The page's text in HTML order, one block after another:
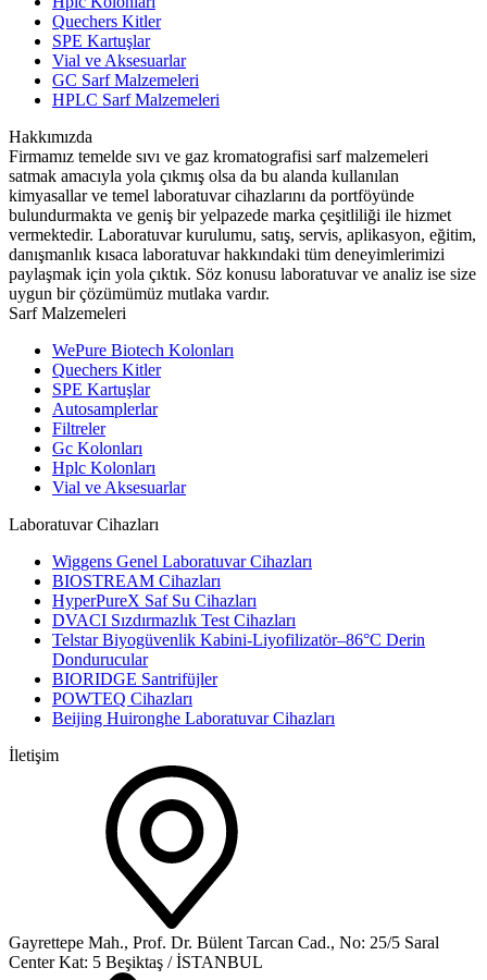
Quechers Kitler
SPE Kartuşlar
Vial ve Aksesuarlar
GC Sarf Malzemeleri
HPLC Sarf Malzemeleri
Hakkımızda
Firmamız temelde sıvı ve gaz kromatografisi sarf malzemeleri
satmak amacıyla yola çıkmış olsa da bu alanda kullanılan
kimyasallar ve temel laboratuvar cihazlarını da portföyünde
bulundurmakta ve geniş bir yelpazede marka çeşitliliği ile hizmet
vermektedir. Laboratuvar kurulumu, satış, servis, aplikasyon, eğitim,
danışmanlık kısaca laboratuvar hakkındaki tüm deneyimlerimizi
paylaşmak için yola çıktık. Söz konusu laboratuvar ve analiz ise size
uygun bir çözümümüz mutlaka vardır.
Sarf Malzemeleri
WePure Biotech Kolonları
Quechers Kitler
SPE Kartuşlar
Autosamplerlar
Filtreler
Gc Kolonları
Hplc Kolonları
Vial ve Aksesuarlar
Laboratuvar Cihazları
Wiggens Genel Laboratuvar Cihazları
BIOSTREAM Cihazları
HyperPureX Saf Su Cihazları
DVACI Sızdırmazlık Test Cihazları
Telstar Biyogüvenlik Kabini-Liyofilizatör–86°C Derin
Dondurucular
BIORIDGE Santrifüjler
POWTEQ Cihazları
Beijing Huironghe Laboratuvar Cihazları
İletişim
Gayrettepe Mah., Prof. Dr. Bülent Tarcan Cad., No: 25/5 Saral
Center Kat: 5 Beşiktaş / İSTANBUL